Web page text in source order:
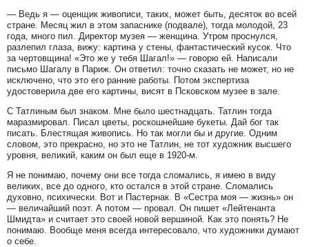
— Ведь я — оценщик живописи, таких, может быть, десяток во всей
стране. Месяц жил в этом запаснике (подвале), тогда молодой, 23
года, много пил. Директор музея — женщина. Утром проснулся,
разлепил глаза, вижу: картина у стены, фантастический кусок. Что
за чертовщина! «Это же у тебя Шагал!» — говорю ей. Написали
письмо Шагалу в Париж. Он ответил: точно сказать не может, но не
исключено, что это его ранние работы. Потом экспертиза
удостоверила две его картины, висят в Псковском музее в зале.
С Татлиным был знаком. Мне было шестнадцать. Татлин тогда
маразмировал. Писал цветы, роскошнейшие букеты. Дай бог так
писать. Блестящая живопись. Но так могли бы и другие. Одним
словом, это прекрасно, но это не Татлин, не тот художник высшего
уровня, великий, каким он был еще в 1920-м.
Я не понимаю, почему они все тогда сломались, я имею в виду
великих, все до одного, кто остался в этой стране. Сломались
духовно, психически. Вот и Пастернак. В «Сестра моя — жизнь» он
— величайший поэт. А потом — провал. Он пишет «Лейтенанта
Шмидта» и считает это своей новой вершиной. Как это понять? Не
понимаю. Вообще меня всегда интересовало, что художники думают
о себе.